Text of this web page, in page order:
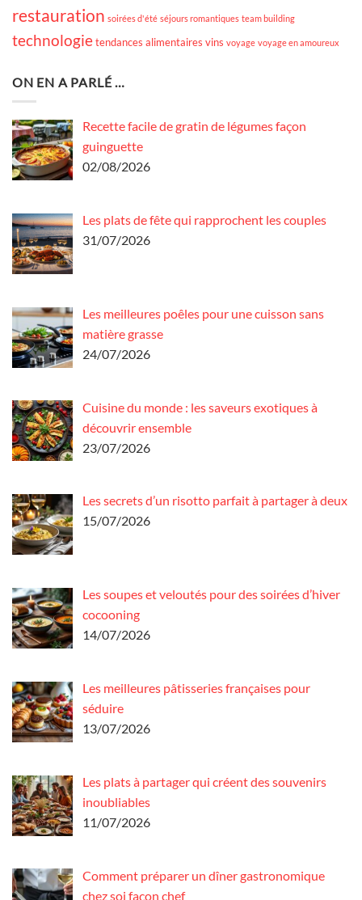
restauration soirées d'été séjours romantiques team building
technologietendances alimentaires vins voyage voyage en amoureux
ON EN A PARLÉ …
Recette facile de gratin de légumes façon
guinguette
02/08/2026
Les plats de fête qui rapprochent les couples
31/07/2026
Les meilleures poêles pour une cuisson sans
matière grasse
24/07/2026
Cuisine du monde : les saveurs exotiques à
découvrir ensemble
23/07/2026
Les secrets d’un risotto parfait à partager à deux
15/07/2026
Les soupes et veloutés pour des soirées d’hiver
cocooning
14/07/2026
Les meilleures pâtisseries françaises pour
séduire
13/07/2026
Les plats à partager qui créent des souvenirs
inoubliables
11/07/2026
Comment préparer un dîner gastronomique
chez soi façon chef